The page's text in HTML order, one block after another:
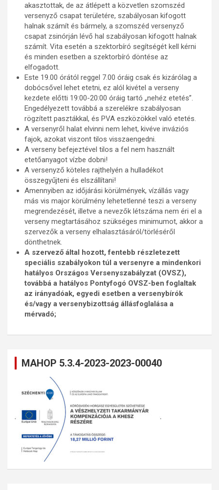
akasztottak, de az átlépett a közvetlen szomszéd
versenyző csapat területére, szabályosan kifogott
halnak számít és bármely, a szomszéd versenyző
csapat zsinórján lévő hal szabályosan kifogott halnak
számít. Vita esetén a szektorbíró segítségét kell kérni
és minden esetben a szektorbíró döntése az
elfogadott.
Este 19.00 órától reggel 7.00 óráig csak és kizárólag a
dobócsővel lehet etetni, ez alól kivétel a verseny
kezdete előtti 19:00-20:00 óráig tartó „nehéz etetés”.
Engedélyezett továbbá a szerelékre szabályosan
rögzített pasztákkal, és PVA eszközökkel való etetés.
A versenyről halat elvinni nem lehet, kivéve inváziós
fajok, azokat viszont tilos visszaengedni.
A verseny befejeztével tilos a fel nem használt
etetőanyagot vízbe dobni!
A versenyző köteles rajthelyén a hulladékot
összegyűjteni és elszállítani!
Amennyiben az időjárási körülmények, vízállás vagy
más vis major körülmény lehetetlenné teszi a verseny
megrendezését, illetve a nevezők létszáma nem éri el a
verseny megtartásához szükséges minimumot, akkor a
szervezők a verseny elhalasztásáról/törléséről
dönthetnek.
A szervező által hozott, fentebb részletezett
speciális szabályokon túl a versenyre a mindenkori
hatályos Országos Versenyszabályzat (OVSZ),
továbbá a hatályos Pontyfogó OVSZ-ben foglaltak
az irányadóak, egyedi esetben a versenybírók
és/vagy a versenybizottság állásfoglalása a
mérvadó;
MAHOP 5.3.4-2023-2023-00040